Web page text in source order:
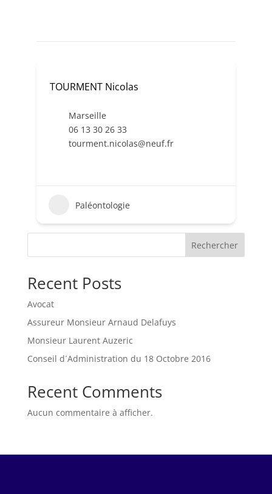
TOURMENT Nicolas
Marseille
06 13 30 26 33
tourment.nicolas@neuf.fr
Paléontologie
Rechercher
Recent Posts
Avocat
Assureur Monsieur Arnaud Delafuys
Monsieur Laurent Auzeric
Conseil d´Administration du 18 Octobre 2016
Recent Comments
Aucun commentaire à afficher.